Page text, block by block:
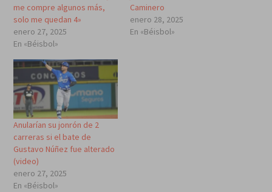
me compre algunos más,
solo me quedan 4»
enero 27, 2025
En «Béisbol»
Caminero
enero 28, 2025
En «Béisbol»
Anularían su jonrón de 2
carreras si el bate de
Gustavo Núñez fue alterado
(video)
enero 27, 2025
En «Béisbol»